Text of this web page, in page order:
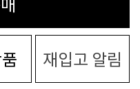
재입고 알림